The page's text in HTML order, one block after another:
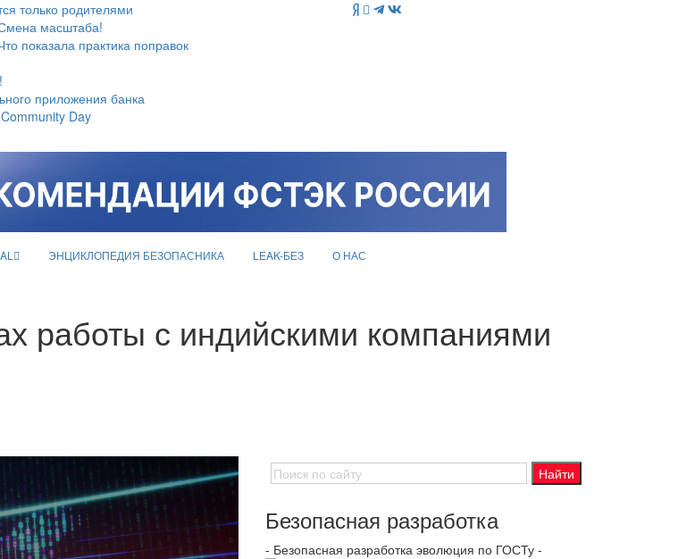
только родителями
масштаба!
показала практика поправок
приложения банка
Day
ЭНЦИКЛОПЕДИЯ БЕЗОПАСНИКА LEAK-БЕЗ О НАС
работы с индийскими компаниями
Безопасная разработка
- Безопасная разработка эволюция по ГОСТу -